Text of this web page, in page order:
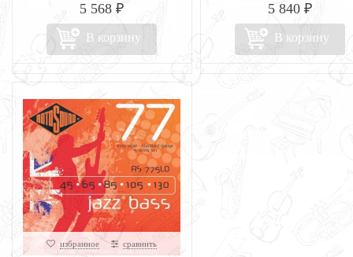
5 568 ₽
В корзину
5 840 ₽
В корзину
избранное сравнить